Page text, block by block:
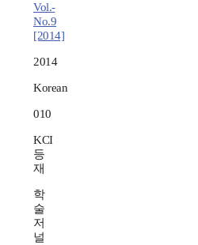
Vol.-
No.9
[2014]
2014
Korean
010
KCI
등
재
학
술
저
널